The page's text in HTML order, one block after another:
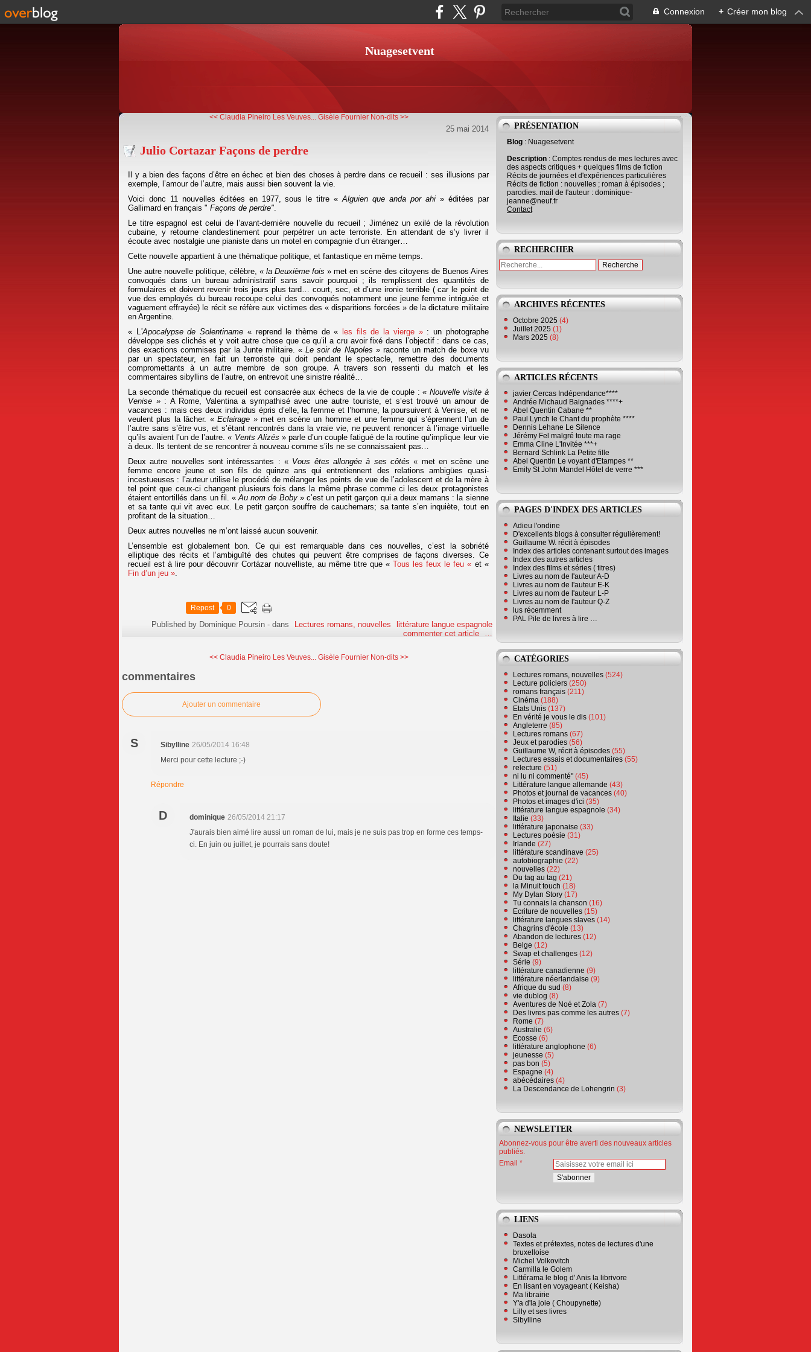
Connexion + Créer mon blog
Nuagesetvent
<< Claudia Pineiro Les Veuves... Gisèle Fournier Non-dits >>
25 mai 2014
Julio Cortazar Façons de perdre
Il y a bien des façons d’être en échec et bien des choses à perdre dans ce recueil : ses illusions par
exemple, l’amour de l’autre, mais aussi bien souvent la vie.
Voici donc 11 nouvelles éditées en 1977, sous le titre «Alguien que anda por ahi » éditées par
Gallimard en français " Façons de perdre".
Le titre espagnol est celui de l’avant-dernière nouvelle du recueil ; Jiménez un exilé de la révolution
cubaine, y retourne clandestinement pour perpétrer un acte terroriste. En attendant de s’y livrer il
écoute avec nostalgie une pianiste dans un motel en compagnie d’un étranger…
Cette nouvelle appartient à une thématique politique, et fantastique en même temps.
Une autre nouvelle politique, célèbre, «la Deuxième fois » met en scène des citoyens de Buenos Aires
convoqués dans un bureau administratif sans savoir pourquoi ; ils remplissent des quantités de
formulaires et doivent revenir trois jours plus tard… court, sec, et d’une ironie terrible ( car le point de
vue des employés du bureau recoupe celui des convoqués notamment une jeune femme intriguée et
vaguement effrayée) le récit se réfère aux victimes des « disparitions forcées » de la dictature militaire
en Argentine.
« L’Apocalypse de Solentiname « reprend le thème de « les fils de la vierge »: un photographe
développe ses clichés et y voit autre chose que ce qu’il a cru avoir fixé dans l’objectif : dans ce cas,
des exactions commises par la Junte militaire. «Le soir de Napoles » raconte un match de boxe vu
par un spectateur, en fait un terroriste qui doit pendant le spectacle, remettre des documents
compromettants à un autre membre de son groupe. A travers son ressenti du match et les
commentaires sibyllins de l’autre, on entrevoit une sinistre réalité…
La seconde thématique du recueil est consacrée aux échecs de la vie de couple : «Nouvelle visite à
Venise »: A Rome, Valentina a sympathisé avec une autre touriste, et s’est trouvé un amour de
vacances : mais ces deux individus épris d’elle, la femme et l’homme, la poursuivent à Venise, et ne
veulent plus la lâcher. «Eclairage »met en scène un homme et une femme qui s’éprennent l’un de
l’autre sans s’être vus, et s’étant rencontrés dans la vraie vie, ne peuvent renoncer à l’image virtuelle
qu’ils avaient l’un de l’autre. « Vents Alizés » parle d’un couple fatigué de la routine qu’implique leur vie
à deux. Ils tentent de se rencontrer à nouveau comme s’ils ne se connaissaient pas…
Deux autre nouvelles sont intéressantes : « Vous êtes allongée à ses côtés « met en scène une
femme encore jeune et son fils de quinze ans qui entretiennent des relations ambigües quasi-
incestueuses : l’auteur utilise le procédé de mélanger les points de vue de l’adolescent et de la mère à
tel point que ceux-ci changent plusieurs fois dans la même phrase comme ci les deux protagonistes
étaient entortillés dans un fil. «Au nom de Boby» c’est un petit garçon qui a deux mamans : la sienne
et sa tante qui vit avec eux. Le petit garçon souffre de cauchemars; sa tante s’en inquiète, tout en
profitant de la situation…
Deux autres nouvelles ne m’ont laissé aucun souvenir.
L’ensemble est globalement bon. Ce qui est remarquable dans ces nouvelles, c’est la sobriété
elliptique des récits et l’ambiguïté des chutes qui peuvent être comprises de façons diverses. Ce
recueil est à lire pour découvrir Cortázar nouvelliste, au même titre que «Tous les feux le feu « et «
Fin d’un jeu ».
Repost 0
Published by Dominique Poursin -dans Lectures romans, nouvelles
littérature langue espagnole
commenter cet article
…
<< Claudia Pineiro Les Veuves... Gisèle Fournier Non-dits >>
commentaires
Ajouter un commentaire
S Sibylline 26/05/2014 16:48
Merci pour cette lecture ;-)
Répondre
D dominique 26/05/2014 21:17
J'aurais bien aimé lire aussi un roman de lui, mais je ne suis pas trop en forme ces temps-
ci. En juin ou juillet, je pourrais sans doute!
PRÉSENTATION
Blog : Nuagesetvent
Description : Comptes rendus de mes lectures avec
des aspects critiques + quelques films de fiction
Récits de journées et d'expériences particulières
Récits de fiction : nouvelles ; roman à épisodes ;
parodies. mail de l'auteur : dominique-
jeanne@neuf.fr
Contact
RECHERCHER
ARCHIVES RÉCENTES
Octobre 2025 (4)
Juillet 2025 (1)
Mars 2025 (8)
ARTICLES RÉCENTS
javier Cercas Indépendance****
Andrée Michaud Baignades ****+
Abel Quentin Cabane **
Paul Lynch le Chant du prophète ****
Dennis Lehane Le Silence
Jérémy Fel malgré toute ma rage
Emma Cline L'Invitée ***+
Bernard Schlink La Petite fille
Abel Quentin Le voyant d'Etampes **
Emily St John Mandel Hôtel de verre ***
PAGES D'INDEX DES ARTICLES
Adieu l'ondine
D'excellents blogs à consulter régulièrement!
Guillaume W. récit à épisodes
Index des articles contenant surtout des images
Index des autres articles
Index des films et séries ( titres)
Livres au nom de l'auteur A-D
Livres au nom de l'auteur E-K
Livres au nom de l'auteur L-P
Livres au nom de l'auteur Q-Z
lus récemment
PAL Pile de livres à lire …
CATÉGORIES
Lectures romans, nouvelles (524)
Lecture policiers (250)
romans français (211)
Cinéma (188)
Etats Unis (137)
En vérité je vous le dis (101)
Angleterre (85)
Lectures romans (67)
Jeux et parodies (56)
Guillaume W, récit à épisodes (55)
Lectures essais et documentaires (55)
relecture (51)
ni lu ni commenté" (45)
Littérature langue allemande (43)
Photos et journal de vacances (40)
Photos et images d'ici (35)
littérature langue espagnole (34)
Italie (33)
littérature japonaise (33)
Lectures poésie (31)
Irlande (27)
littérature scandinave (25)
autobiographie (22)
nouvelles (22)
Du tag au tag (21)
la Minuit touch (18)
My Dylan Story (17)
Tu connais la chanson (16)
Ecriture de nouvelles (15)
littérature langues slaves (14)
Chagrins d'école (13)
Abandon de lectures (12)
Belge (12)
Swap et challenges (12)
Série (9)
littérature canadienne (9)
littérature néerlandaise (9)
Afrique du sud (8)
vie dublog (8)
Aventures de Noé et Zola (7)
Des livres pas comme les autres (7)
Rome (7)
Australie (6)
Ecosse (6)
littérature anglophone (6)
jeunesse (5)
pas bon (5)
Espagne (4)
abécédaires (4)
La Descendance de Lohengrin (3)
NEWSLETTER
Abonnez-vous pour être averti des nouveaux articles
publiés.
Email
LIENS
Dasola
Textes et prétextes, notes de lectures d'une
bruxelloise
Michel Volkovitch
Carmilla le Golem
Littérama le blog d' Anis la librivore
En lisant en voyageant ( Keisha)
Ma librairie
Y'a d'la joie ( Choupynette)
Lilly et ses livres
Sibylline